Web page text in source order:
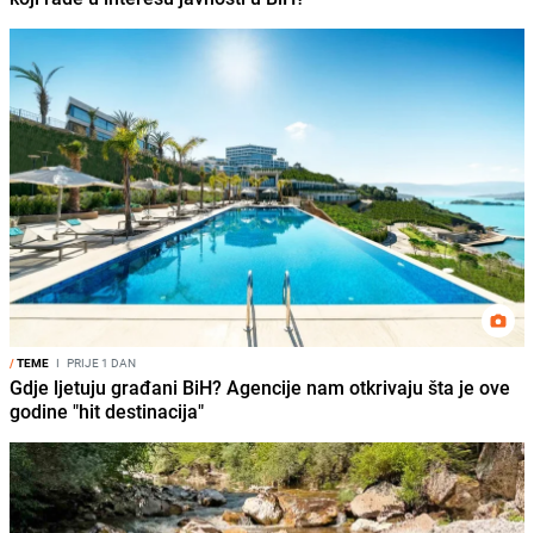
/TEME I PRIJE 1 DAN
Gdje ljetuju građani BiH? Agencije nam otkrivaju šta je ove
godine "hit destinacija"